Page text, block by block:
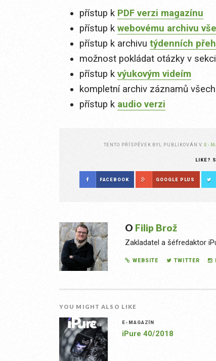
přístup k PDF verzi magazínu
přístup k webovému archivu
přístup k archivu týdenních
možnost pokládat otázky v sekci
přístup k výukovým videím
kompletní archiv záznamů všech
přístup k audio verzi
TENTO PŘÍSPĚVEK BYL PUBLIKOVÁN V E-
LIKE?
FACEBOOK GOOGLE PLUS
O Filip Brož
Zakladatel a šéfredaktor
WEBSITE TWITTER
YOU MIGHT ALSO LIKE
E-MAGAZÍN
iPure 40/2018